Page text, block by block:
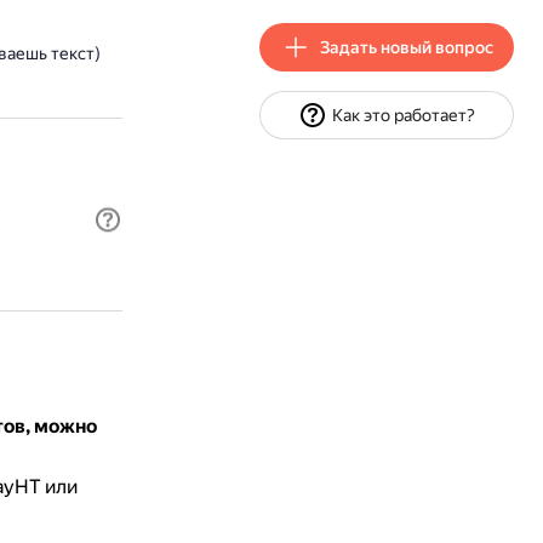
текст)
можно
или
Задать новый вопрос
Как это работает?